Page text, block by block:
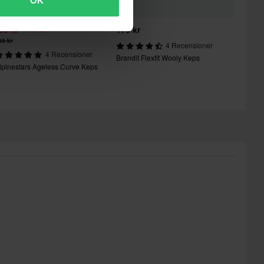
kr -17%
kr
4 Recensioner
Ageless Curve Keps
179 kr
4 Recensioner
Brandit Flexfit Wooly Keps